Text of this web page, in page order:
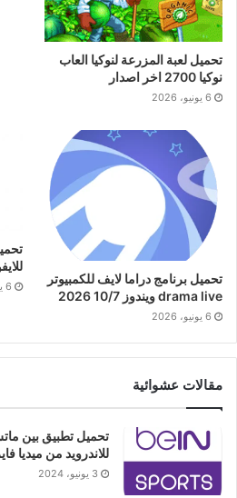
تحميل لعبة المزرعة لنوكيا العاب
نوكيا 2700 اخر اصدار
6 يونيو، 2026
تحميل برنامج دراما لايف للكمبيوتر
drama live ويندوز 10/7 2026
6 يونيو، 2026
6 يونيو، 2026
مقالات عشوائية
للاندرويد من ميديا فاير
3 يونيو، 2024